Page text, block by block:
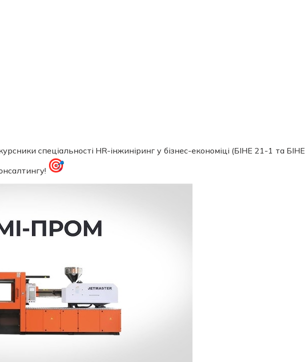
спеціальності HR-інжиніринг у бізнес-економіці (БІНЕ 21-1 та БІНЕ